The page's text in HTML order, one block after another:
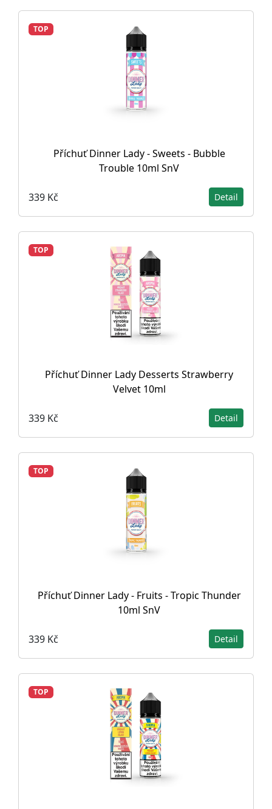
TOP
Příchuť Dinner Lady - Sweets - Bubble
Trouble 10ml SnV
339 Kč Detail
TOP
Příchuť Dinner Lady Desserts Strawberry
Velvet 10ml
339 Kč Detail
TOP
Příchuť Dinner Lady - Fruits - Tropic Thunder
10ml SnV
339 Kč Detail
TOP